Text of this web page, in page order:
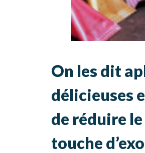
On les dit
délicieuses
de réduire
touche